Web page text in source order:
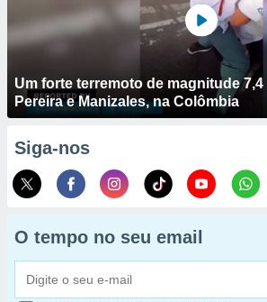
Um forte terremoto de magnitude
Pereira e Manizales, na Colômbia
Siga-nos
O tempo no seu email